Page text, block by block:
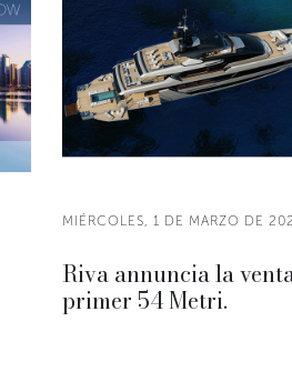
MIÉRCOLES, 1 DE MARZO DE
Riva annuncia la
primer 54 Metri.